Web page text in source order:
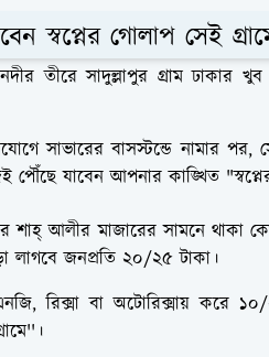
স্বপ্নের গোলাপ সেই
তীরে সাদুল্লাপুর গ্রাম ঢাকার
সাভারের বাসস্টন্ডে নামার
পৌঁছে যাবেন আপনার কাঙ্খিত
শাহ্‌ আলীর মাজারের সামনে থাকা
লাগবে জনপ্রতি ২০/২৫ টাকা।
রিক্সা বা অটোরিক্সায় করে